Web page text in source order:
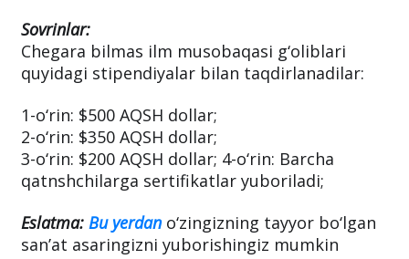
Sovrinlar:
Chegara bilmas ilm musobaqasi g‘oliblari
quyidagi stipendiyalar bilan taqdirlanadilar:
1-o‘rin: $500 AQSH dollar;
2-o‘rin: $350 AQSH dollar;
3-o‘rin: $200 AQSH dollar; 4-o‘rin: Barcha
qatnshchilarga sertifikatlar yuboriladi;
Eslatma: Bu yerdan o‘zingizning tayyor bo‘lgan
san’at asaringizni yuborishingiz mumkin